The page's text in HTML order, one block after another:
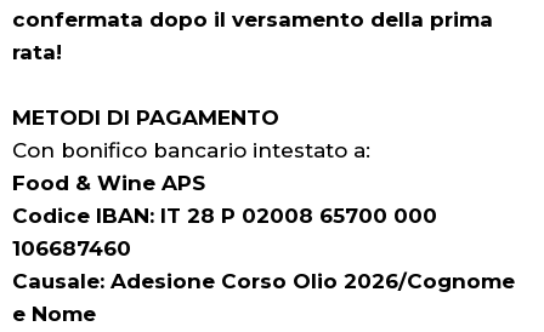
confermata dopo il versamento della prima
rata!
METODI DI PAGAMENTO
Con bonifico bancario intestato a:
Food & Wine APS
Codice IBAN: IT 28 P 02008 65700 000
106687460
Causale: Adesione Corso Olio 2026/Cognome
e Nome